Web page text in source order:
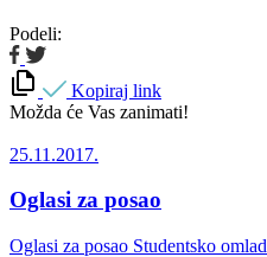
Podeli:
Kopiraj link
Možda će Vas zanimati!
25.11.2017.
Oglasi za posao
Oglasi za posao Studentsko